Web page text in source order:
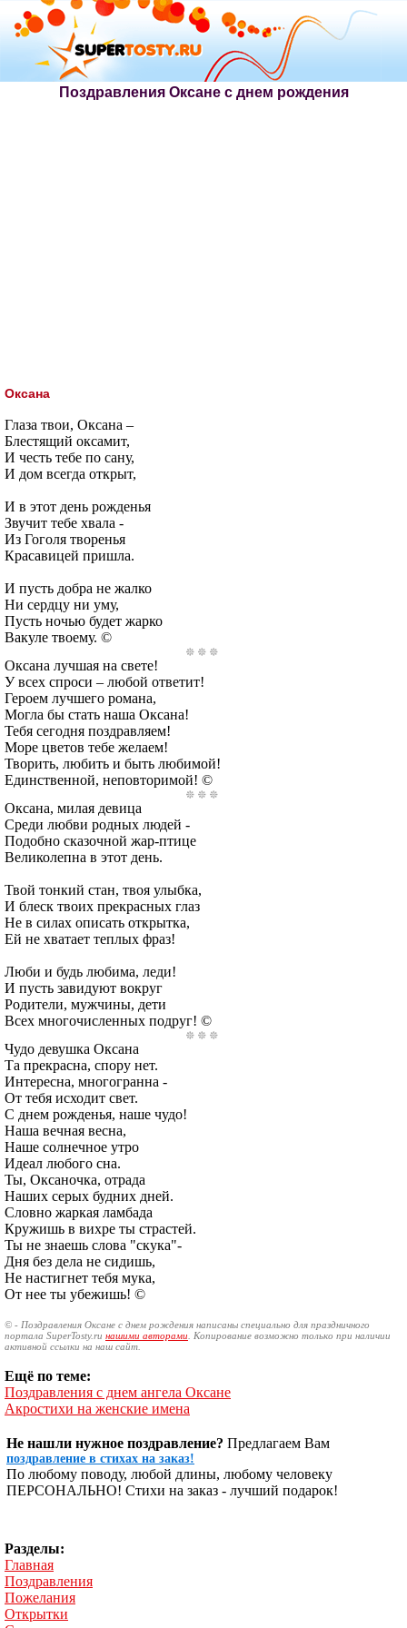
Поздравления Оксане с днем рождения
Оксана
Глаза твои, Оксана –
Блестящий оксамит,
И честь тебе по сану,
И дом всегда открыт,
И в этот день рожденья
Звучит тебе хвала -
Из Гоголя творенья
Красавицей пришла.
И пусть добра не жалко
Ни сердцу ни уму,
Пусть ночью будет жарко
Вакуле твоему. ©
Оксана лучшая на свете!
У всех спроси – любой ответит!
Героем лучшего романа,
Могла бы стать наша Оксана!
Тебя сегодня поздравляем!
Море цветов тебе желаем!
Творить, любить и быть любимой!
Единственной, неповторимой! ©
Оксана, милая девица
Среди любви родных людей -
Подобно сказочной жар-птице
Великолепна в этот день.
Твой тонкий стан, твоя улыбка,
И блеск твоих прекрасных глаз
Не в силах описать открытка,
Ей не хватает теплых фраз!
Люби и будь любима, леди!
И пусть завидуют вокруг
Родители, мужчины, дети
Всех многочисленных подруг! ©
Чудо девушка Оксана
Та прекрасна, спору нет.
Интересна, многогранна -
От тебя исходит свет.
С днем рожденья, наше чудо!
Наша вечная весна,
Наше солнечное утро
Идеал любого сна.
Ты, Оксаночка, отрада
Наших серых будних дней.
Словно жаркая ламбада
Кружишь в вихре ты страстей.
Ты не знаешь слова "скука"-
Дня без дела не сидишь,
Не настигнет тебя мука,
От нее ты убежишь! ©
© - Поздравления Оксане с днем рождения написаны специально для праздничного
портала SuperTosty.ru нашими авторами . Копирование возможно только при наличии
активной ссылки на наш сайт.
Ещё по теме:
Поздравления с днем ангела Оксане
Акростихи на женские имена
Не нашли нужное поздравление? Предлагаем Вам
поздравление в стихах на заказ!
По любому поводу, любой длины, любому человеку
ПЕРСОНАЛЬНО! Стихи на заказ - лучший подарок!
Разделы:
Главная
Поздравления
Пожелания
Открытки